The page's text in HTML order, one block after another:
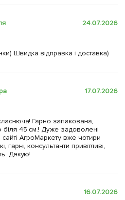
24.07.2026
Швидка відправка і доставка)
17.07.2026
Гарно запакована,
45 см.! Дуже задоволені
АгроМаркету вже чотири
консультанти привітливі,
Дякую!
16.07.2026